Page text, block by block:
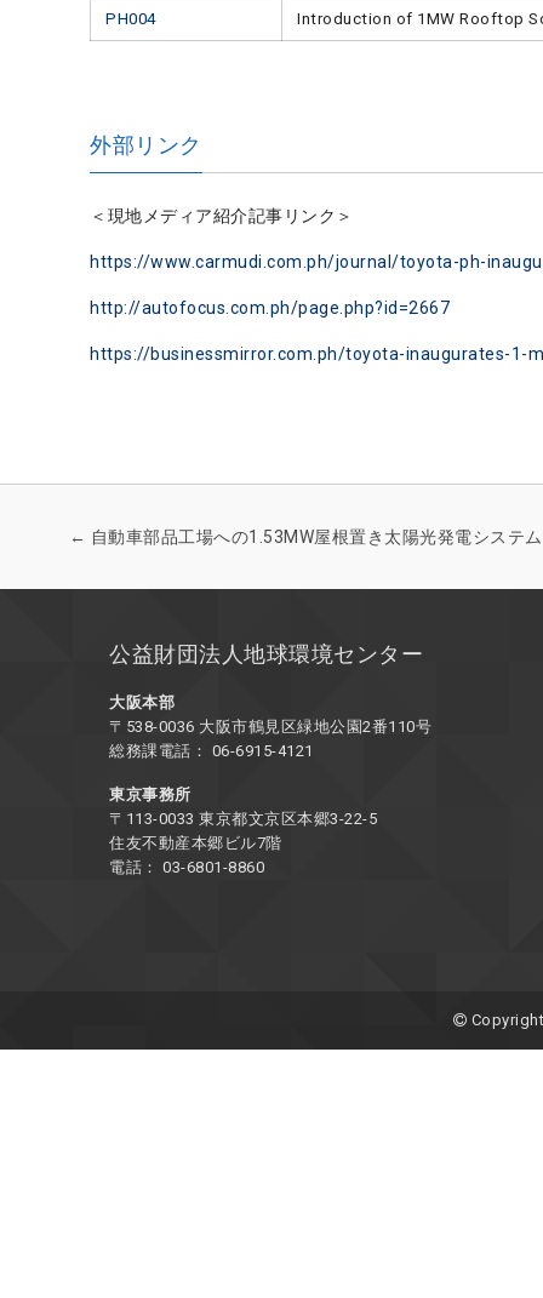
PH004 Introduction of 1MW Rooftop
外部リンク
＜現地メディア紹介記事リンク＞
https://www.carmudi.com.ph/journal/toyota-ph-
http://autofocus.com.ph/page.php?id=2667
https://businessmirror.com.ph/toyota-inaugurates-1-
← 自動車部品工場への1.53MW屋根置き太陽光発電システ
公益財団法人地球環境センター
大阪本部
〒538-0036 大阪市鶴見区緑地公園2番110号
総務課電話： 06-6915-4121
東京事務所
〒113-0033 東京都文京区本郷3-22-5
住友不動産本郷ビル7階
電話： 03-6801-8860